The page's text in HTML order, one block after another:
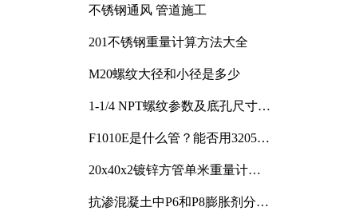
不锈钢通风 管道施工
201不锈钢重量计算方法大全
M20螺纹大径和小径是多少
1-1/4 NPT螺纹参数及底孔尺寸详
F1010E是什么管？能否用3205或
20x40x2镀锌方管单米重量计算
抗渗混凝土中P6和P8膨胀剂分别